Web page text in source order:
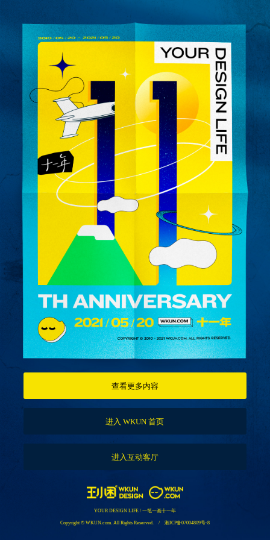
查看更多内容
进入 WKUN 首页
进入互动客厅
YOUR DESIGN LIFE / 一笔一画十一年
Copyright © WKUN.com. All Rights Reserved. / 湘ICP备07004809号-8